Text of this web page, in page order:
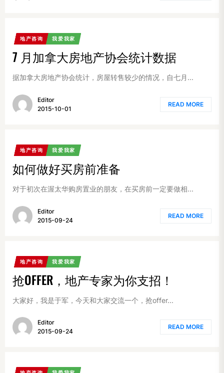
地产咨询 我爱我家
7 月加拿大房地产协会统计数据
据加拿大房地产协会统计，房屋转售较少的情况，自七月...
Editor
2015-10-01
READ MORE
地产咨询 我爱我家
如何做好买房前准备
对于初次在渥太华购房置业的朋友，在买房前一定要做相...
Editor
2015-09-24
READ MORE
地产咨询 我爱我家
抢OFFER，地产专家为你支招！
大家好，我是于军，今天和大家交流一个，抢offer...
Editor
2015-09-24
READ MORE